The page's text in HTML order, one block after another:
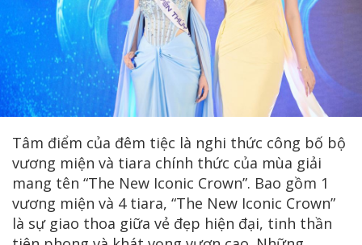
Tâm điểm của đêm tiệc là nghi thức công bố bộ
vương miện và tiara chính thức của mùa giải
mang tên “The New Iconic Crown”. Bao gồm 1
vương miện và 4 tiara, “The New Iconic Crown”
là sự giao thoa giữa vẻ đẹp hiện đại, tinh thần